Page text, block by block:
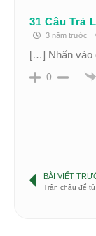
31 Câu Trả
3 năm trước
[…] Nhấn vào
0
BÀI VIẾT